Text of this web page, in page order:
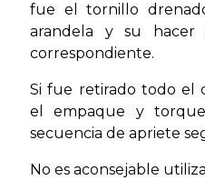
fue el tornillo
arandela y su
correspondiente.
Si fue retirado todo el
el empaque y
secuencia de apriete
No es aconsejable